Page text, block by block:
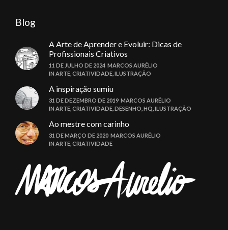
Blog
A Arte de Aprender e Evoluir: Dicas de
Profissionais Criativos
11 DE JULHO DE 2024 MARCOS AURÉLIO
IN ARTE CRIATIVIDADE ILUSTRAÇÃO
A inspiração sumiu
31 DE DEZEMBRO DE 2019 MARCOS AURÉLIO
IN ARTE CRIATIVIDADE DESENHO HQ ILUSTRAÇÃO
Ao mestre com carinho
31 DE MARÇO DE 2020 MARCOS AURÉLIO
IN ARTE CRIATIVIDADE